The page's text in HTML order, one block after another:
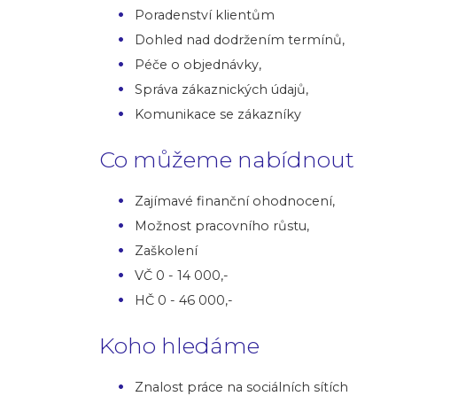
Poradenství klientům
Dohled nad dodržením termínů,
Péče o objednávky,
Správa zákaznických údajů,
Komunikace se zákazníky
Co můžeme nabídnout
Zajímavé finanční ohodnocení,
Možnost pracovního růstu,
Zaškolení
VČ 0 - 14 000,-
HČ 0 - 46 000,-
Koho hledáme
Znalost práce na sociálních sítích